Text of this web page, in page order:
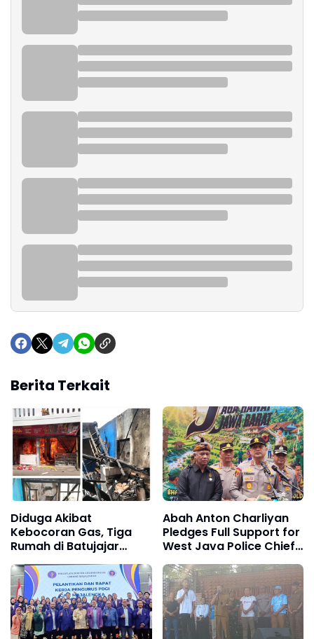
Berita Terkait
Diduga Akibat
Kebocoran Gas, Tiga
Rumah di Batujajar
Ludes Terbakar,
Kerugian Ditaksir
Mencapai Rp750 Juta
Abah Anton Charliyan
Pledges Full Support for
West Java Police Chief
Insp. Gen. Pipit
Rismanto, Calls on
Public to Back
"Safeguard and
Preserve Exceptional
West Java" Program